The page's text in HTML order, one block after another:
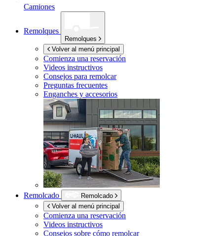
Camiones
Remolques
Remolques
Volver al menú principal
Comienza una reservación
Videos instructivos
Consejos para remolcar
Preguntas frecuentes
Enganches y accesorios
Remolcado
Remolcado
Volver al menú principal
Comienza una reservación
Videos instructivos
Consejos sobre cómo remolcar